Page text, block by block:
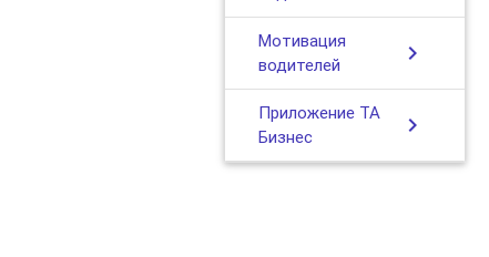
Мотивация
водителей
chevron_right
Приложение ТА
Бизнес
chevron_right